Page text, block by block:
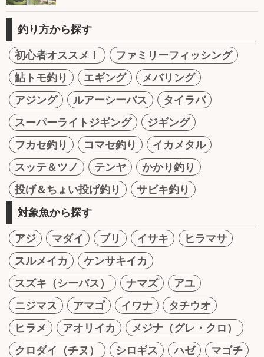
釣り方から探す
初心者オススメ！
ファミリーフィッシング
鮎トモ釣り
エギング
メバリング
アジング
ルアーシーバス
タイラバ
スーパーライトジギング
ジギング
フカセ釣り
コマセ釣り
イカメタル
スッテ＆ツノ
テンヤ
かかり釣り
投げ＆ちょい投げ釣り
サビキ釣り
対象魚から探す
アジ マダイ ブリ イサキ
ヒラマサ
スルメイカ
ケンサキイカ
スズキ（シーバス）
ナマズ
アユ
ニジマス
アマゴ イワナ
タチウオ
ヒラメ
アオリイカ
メジナ（グレ・クロ）
クロダイ（チヌ）
シロギス ハゼ
マゴチ